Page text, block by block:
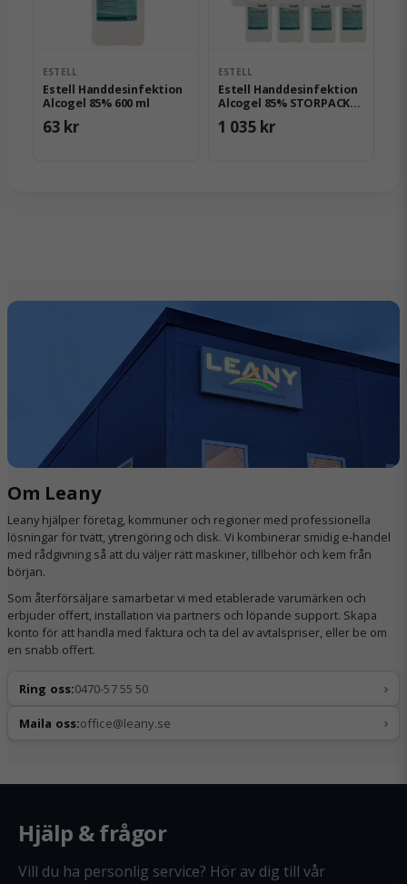
ESTELL
Estell Handdesinfektion
Alcogel 85% 600 ml
63 kr
ESTELL
Estell Handdesinfektion
Alcogel 85% STORPACK
12x600ml
1 035 kr
Om Leany
Leany hjälper företag, kommuner och regioner med professionella
lösningar för tvätt, ytrengöring och disk. Vi kombinerar smidig e-handel
med rådgivning så att du väljer rätt maskiner, tillbehör och kem från
början.
Som återförsäljare samarbetar vi med etablerade varumärken och
erbjuder offert, installation via partners och löpande support. Skapa
konto för att handla med faktura och ta del av avtalspriser, eller be om
en snabb offert.
Ring oss:0470-57 55 50 ›
Maila oss:office@leany.se ›
Hjälp & frågor
Vill du ha personlig service? Hör av dig till vår